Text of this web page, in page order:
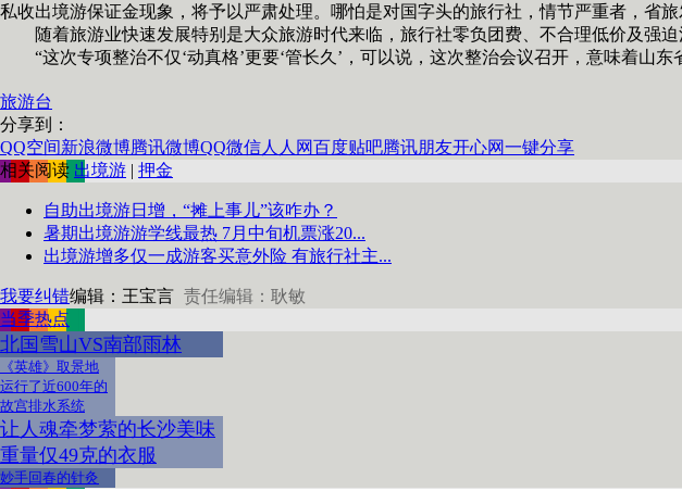
私收出境游保证金现象，将予以严肃处理。哪怕是对国字头的旅行社，情节严重者，省
随着旅游业快速发展特别是大众旅游时代来临，旅行社零负团费、不合理低价及强迫
“这次专项整治不仅‘动真格’更要‘管长久’，可以说，这次整治会议召开，意味着山东
旅游台
分享到：
QQ空间新浪微博腾讯微博QQ微信人人网百度贴吧腾讯朋友开心网一键分享
相关阅读 出境游 | 押金
自助出境游日增，“摊上事儿”该咋办？
暑期出境游游学线最热 7月中旬机票涨20...
出境游增多仅一成游客买意外险 有旅行社主...
我要纠错编辑：王宝言 责任编辑：耿敏
当季热点
北国雪山VS南部雨林
《英雄》取景地
运行了近600年的
故宫排水系统
让人魂牵梦萦的长沙美味
重量仅49克的衣服
妙手回春的针灸